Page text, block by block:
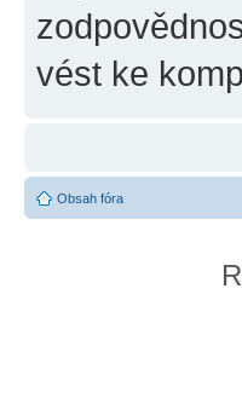
vést ke
Obsah fóra